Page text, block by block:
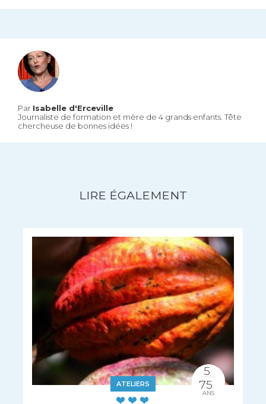
Par Isabelle d'Erceville
Journaliste de formation et mère de 4 grands enfants. Tête
chercheuse de bonnes idées !
LIRE ÉGALEMENT
ATELIERS
5
75
ANS